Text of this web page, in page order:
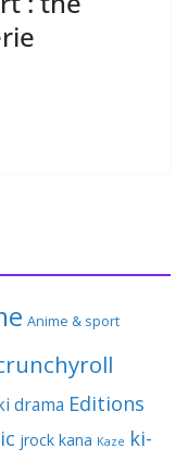
Anime & sport
drama Editions
jrock kana Kaze ki-